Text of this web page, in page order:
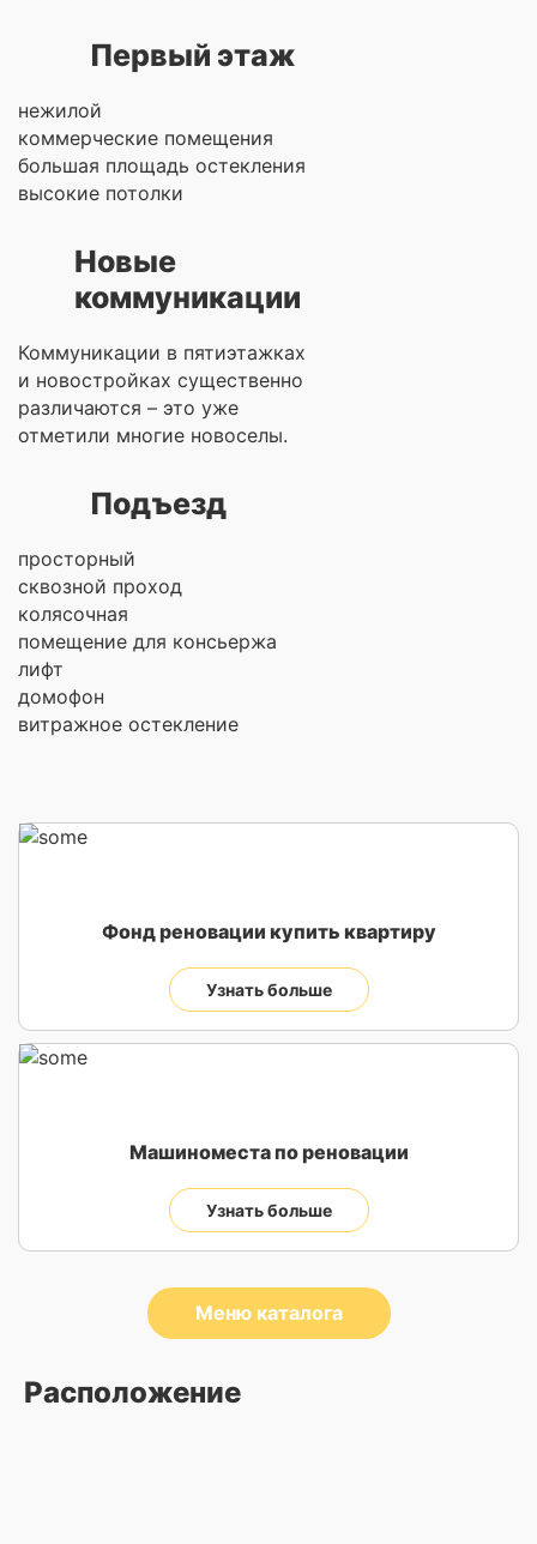
Первый этаж
нежилой
коммерческие помещения
большая площадь остекления
высокие потолки
Новые
коммуникации
Коммуникации в пятиэтажках
и новостройках существенно
различаются – это уже
отметили многие новоселы.
Подъезд
просторный
сквозной проход
колясочная
помещение для консьержа
лифт
домофон
витражное остекление
Фонд реновации купить квартиру
Узнать больше
Машиноместа по реновации
Узнать больше
Меню каталога
Расположение